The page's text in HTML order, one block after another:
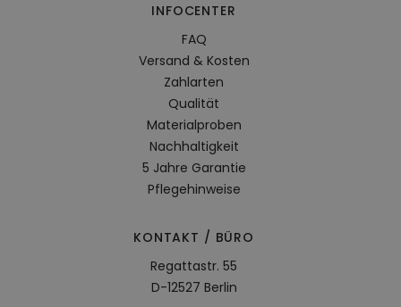
INFOCENTER
FAQ
Versand & Kosten
Zahlarten
Qualität
Materialproben
Nachhaltigkeit
5 Jahre Garantie
Pflegehinweise
KONTAKT / BÜRO
Regattastr. 55
D-12527 Berlin